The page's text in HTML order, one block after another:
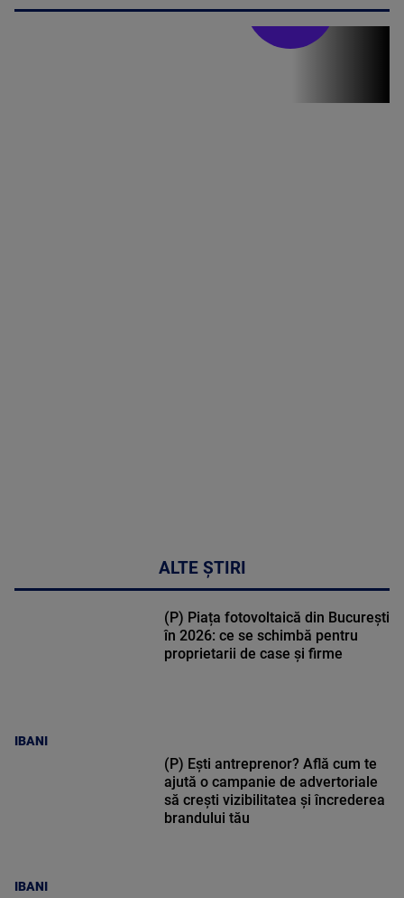
Stirile PRO TV
ALTE ȘTIRI
IBANI
(P) Piața fotovoltaică din București
în 2026: ce se schimbă pentru
proprietarii de case și firme
IBANI
(P) Ești antreprenor? Află cum te
ajută o campanie de advertoriale
să crești vizibilitatea și încrederea
brandului tău